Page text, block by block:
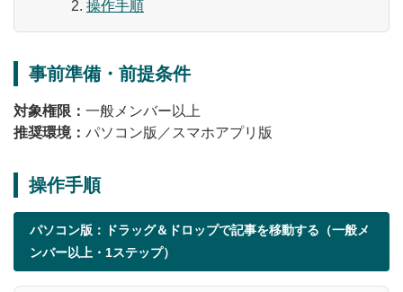
操作手順
事前準備・前提条件
対象権限： 一般メンバー以上
推奨環境： パソコン版／スマホアプリ版
操作手順
パソコン版：ドラッグ＆ドロップで記事を移動する（一般メ
ンバー以上・1ステップ）